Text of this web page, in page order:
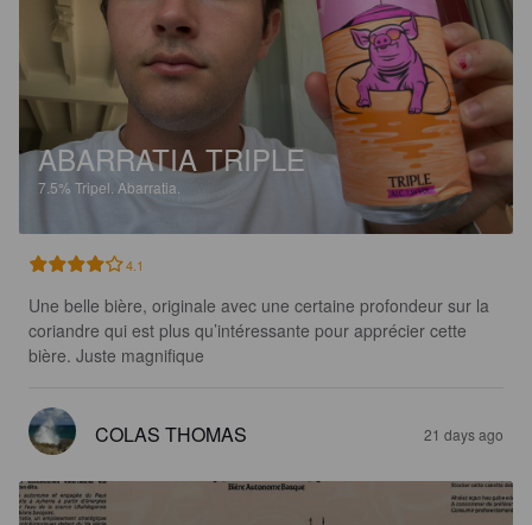
ABARRATIA TRIPLE
7.5% Tripel. Abarratia.
4.1
Une belle bière, originale avec une certaine profondeur sur la
coriandre qui est plus qu’intéressante pour apprécier cette
bière. Juste magnifique
COLAS THOMAS 21 days ago